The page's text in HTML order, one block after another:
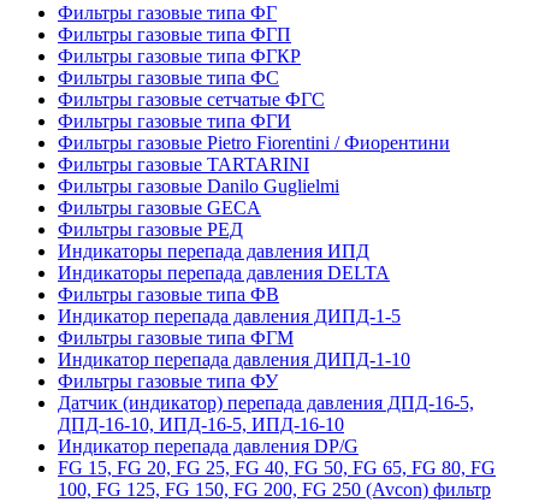
Фильтры газовые типа ФГ
Фильтры газовые типа ФГП
Фильтры газовые типа ФГКР
Фильтры газовые типа ФС
Фильтры газовые сетчатые ФГС
Фильтры газовые типа ФГИ
Фильтры газовые Pietro Fiorentini / Фиорентини
Фильтры газовые TARTARINI
Фильтры газовые Danilo Guglielmi
Фильтры газовые GECA
Фильтры газовые РЕД
Индикаторы перепада давления ИПД
Индикаторы перепада давления DELTA
Фильтры газовые типа ФВ
Индикатор перепада давления ДИПД-1-5
Фильтры газовые типа ФГМ
Индикатор перепада давления ДИПД-1-10
Фильтры газовые типа ФУ
Датчик (индикатор) перепада давления ДПД-16-5,
ДПД-16-10, ИПД-16-5, ИПД-16-10
Индикатор перепада давления DP/G
FG 15, FG 20, FG 25, FG 40, FG 50, FG 65, FG 80, FG
100, FG 125, FG 150, FG 200, FG 250 (Avcon) фильтр